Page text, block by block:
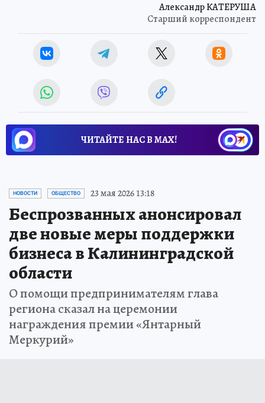
Александр КАТЕРУША
Старший корреспондент
ЧИТАЙТЕ НАС В МАХ!
НОВОСТИ ОБЩЕСТВО 23 мая 2026 13:18
Беспрозванных анонсировал
две новые меры поддержки
бизнеса в Калининградской
области
О помощи предпринимателям глава
региона сказал на церемонии
награждения премии «Янтарный
Меркурий»